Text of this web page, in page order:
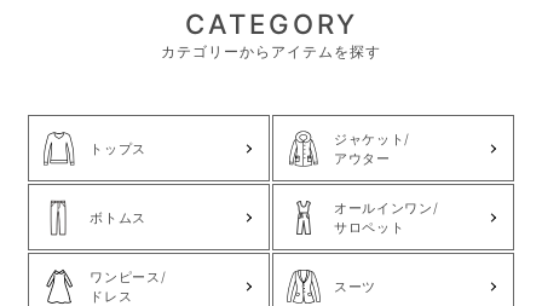
CATEGORY
カテゴリーからアイテムを探す
トップス
ジャケット/
アウター
ボトムス
オールインワン/
サロペット
ワンピース/
ドレス
スーツ